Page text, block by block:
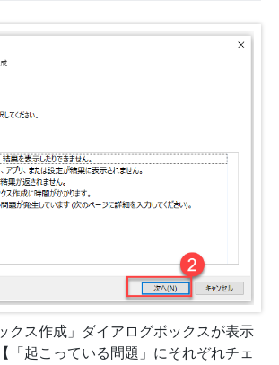
クス作成」ダイアログボックスが表示
「起こっている問題」にそれぞれチェ